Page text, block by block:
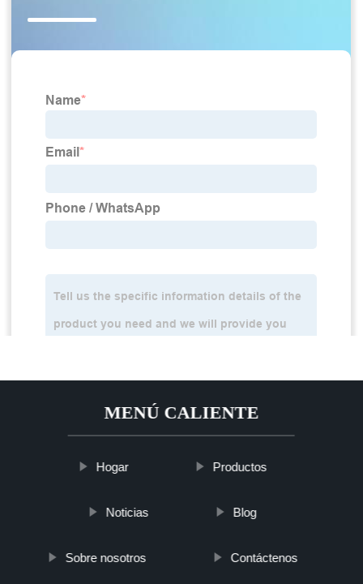
MENÚ CALIENTE
Hogar Productos
Noticias Blog
Sobre nosotros Contáctenos